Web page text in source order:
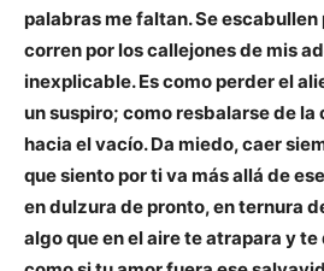
palabras me faltan. Se escabullen
corren por los callejones de mis
inexplicable. Es como perder el
un suspiro; como resbalarse de
hacia el vacío. Da miedo, caer
que siento por ti va más allá de
en dulzura de pronto, en ternura
algo que en el aire te atrapara y